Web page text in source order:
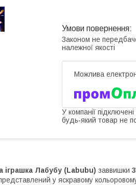
Законом не
належної якості
У компанії
будь-який товар не
іграшка Лабубу (Labubu) заввишки
у яскравому